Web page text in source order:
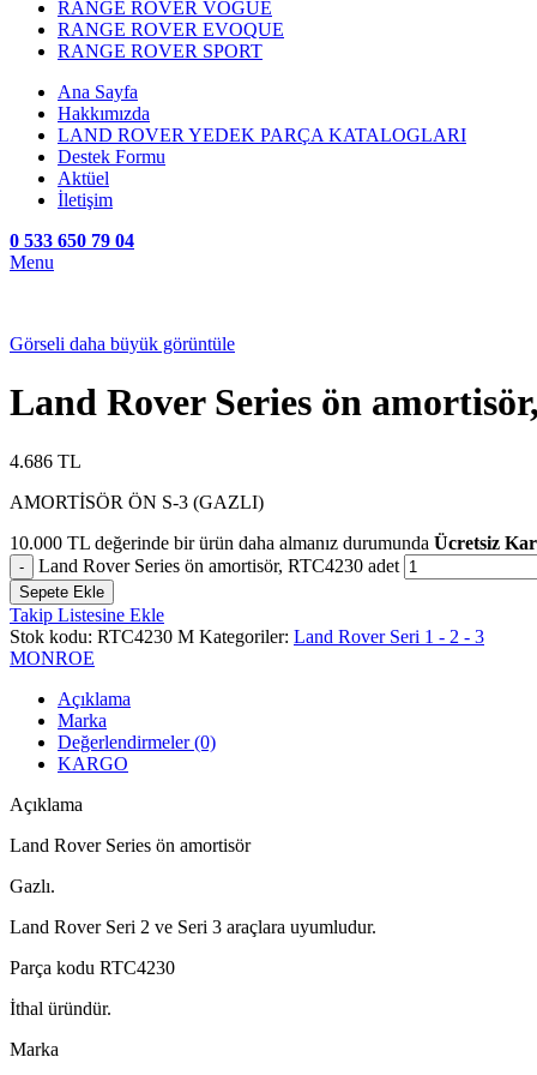
RANGE ROVER VOGUE
RANGE ROVER EVOQUE
RANGE ROVER SPORT
Ana Sayfa
Hakkımızda
LAND ROVER YEDEK PARÇA KATALOGLARI
Destek Formu
Aktüel
İletişim
0 533 650 79 04
Menu
Görseli daha büyük görüntüle
Land Rover Series ön
4.686 TL
AMORTİSÖR ÖN S-3 (GAZLI)
10.000 TL değerinde bir ürün daha almanız durumunda Ücretsiz
Land Rover Series ön amortisör, RTC4230 adet
Sepete Ekle
Takip Listesine Ekle
Stok kodu: RTC4230 M Kategoriler: Land Rover Seri 1 - 2 - 3
MONROE
Açıklama
Marka
Değerlendirmeler (0)
KARGO
Açıklama
Land Rover Series ön amortisör
Gazlı.
Land Rover Seri 2 ve Seri 3 araçlara uyumludur.
Parça kodu RTC4230
İthal üründür.
Marka